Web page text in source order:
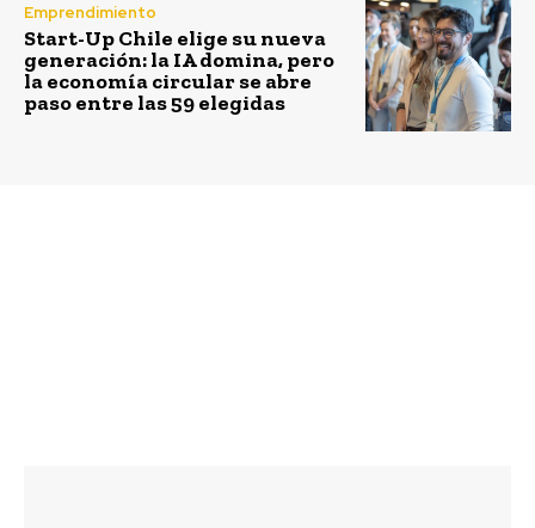
Emprendimiento
Start-Up Chile elige su nueva
generación: la IA domina, pero
la economía circular se abre
paso entre las 59 elegidas